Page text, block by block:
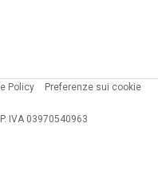
Policy
Preferenze sui cookie
IVA 03970540963